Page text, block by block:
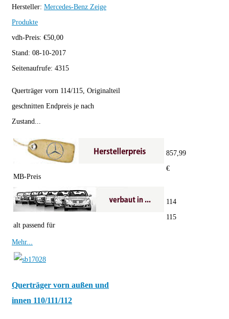
Hersteller: Mercedes-Benz Zeige
Produkte
vdh-Preis: €50,00
Stand: 08-10-2017
Seitenaufrufe: 4315
Querträger vorn 114/115, Originalteil
geschnitten Endpreis je nach
Zustand...
MB-Preis
857,99
€
alt passend für
114
115
Mehr...
Querträger vorn außen und
innen 110/111/112